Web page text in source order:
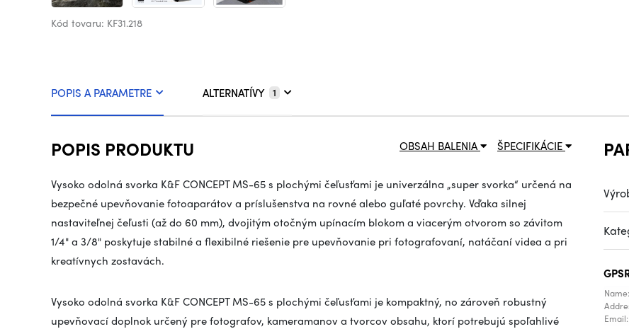
Kód tovaru: KF31.218
POPIS A PARAMETRE ALTERNATÍVY 1
ŠPECIFIKÁCIE
OBSAH BALENIA
POPIS PRODUKTU
Vysoko odolná svorka K&F CONCEPT MS-65 s plochými čeľusťami je univerzálna „super svorka“ určená na
bezpečné upevňovanie fotoaparátov a príslušenstva na rovné alebo guľaté povrchy. Vďaka silnej
nastaviteľnej čeľusti (až do 60 mm), dvojitým otočným upínacím blokom a viacerým otvorom so závitom
1/4" a 3/8" poskytuje stabilné a flexibilné riešenie pre upevňovanie pri fotografovaní, natáčaní videa a pri
kreatívnych zostavách.
Vysoko odolná svorka K&F CONCEPT MS-65 s plochými čeľusťami je kompaktný, no zároveň robustný
upevňovací doplnok určený pre fotografov, kameramanov a tvorcov obsahu, ktorí potrebujú spoľahlivé
Email: